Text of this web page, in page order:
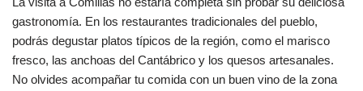
gastronomía. En los restaurantes tradicionales del pueblo,
podrás degustar platos típicos de la región, como el marisco
fresco, las anchoas del Cantábrico y los quesos artesanales.
No olvides acompañar tu comida con un buen vino de la zona